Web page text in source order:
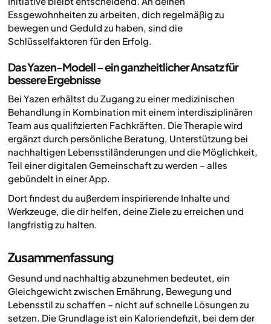
Essgewohnheiten zu arbeiten, dich regelmäßig zu
bewegen und Geduld zu haben, sind die
Schlüsselfaktoren für den Erfolg.
Das Yazen-Modell – ein ganzheitlicher Ansatz für
bessere Ergebnisse
Bei Yazen erhältst du Zugang zu einer medizinischen
Behandlung in Kombination mit einem interdisziplinären
Team aus qualifizierten Fachkräften. Die Therapie wird
ergänzt durch persönliche Beratung, Unterstützung bei
nachhaltigen Lebensstiländerungen und die Möglichkeit,
Teil einer digitalen Gemeinschaft zu werden – alles
gebündelt in einer App.
Dort findest du außerdem inspirierende Inhalte und
Werkzeuge, die dir helfen, deine Ziele zu erreichen und
langfristig zu halten.
Zusammenfassung
Gesund und nachhaltig abzunehmen bedeutet, ein
Gleichgewicht zwischen Ernährung, Bewegung und
Lebensstil zu schaffen – nicht auf schnelle Lösungen zu
setzen. Die Grundlage ist ein Kaloriendefizit, bei dem der